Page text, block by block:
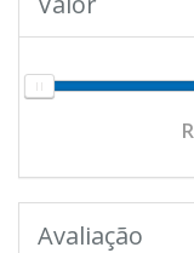
Avaliação